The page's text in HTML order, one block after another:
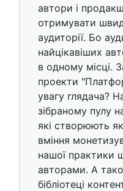
автори і
отримувати
аудиторії. Бо
найцікавіших
в одному місці.
проекти
увагу глядача?
зібраному пулу
які створюють
вміння
нашої практики
авторами. А
бібліотеці